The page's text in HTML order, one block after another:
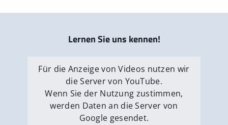
Lernen Sie uns kennen!
Für die Anzeige von Videos nutzen wir
die Server von YouTube.
Wenn Sie der Nutzung zustimmen,
werden Daten an die Server von
Google gesendet.